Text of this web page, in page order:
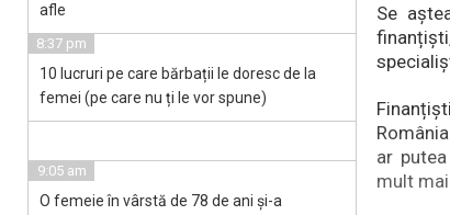
Se
ar
mult
afle
8:37 pm
10 lucruri pe care bărbații le doresc de la
femei (pe care nu ți le vor spune)
9:05 am
O femeie în vârstă de 78 de ani și-a